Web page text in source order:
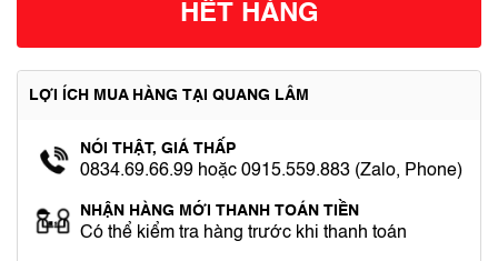
HẾT HÀNG
LỢI ÍCH MUA HÀNG TẠI QUANG LÂM
NÓI THẬT, GIÁ THẤP
0834.69.66.99 hoặc 0915.559.883 (Zalo, Phone)
NHẬN HÀNG MỚI THANH TOÁN TIỀN
Có thể kiểm tra hàng trước khi thanh toán